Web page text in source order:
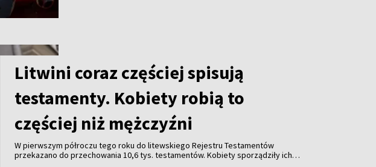
Litwini coraz częściej spisują
testamenty. Kobiety robią to
częściej niż mężczyźni
W pierwszym półroczu tego roku do litewskiego Rejestru Testamentów
przekazano do przechowania 10,6 tys. testamentów. Kobiety sporządziły ich